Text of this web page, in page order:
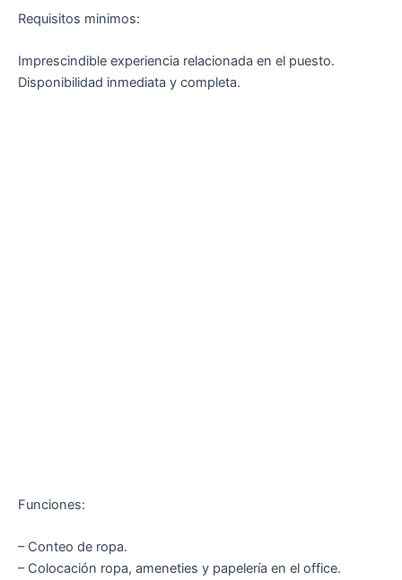
Requisitos minimos:
Imprescindible experiencia relacionada en el puesto.
Disponibilidad inmediata y completa.
Funciones:
– Conteo de ropa.
– Colocación ropa, ameneties y papelería en el office.